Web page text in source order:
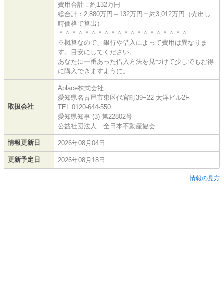
費用合計：約132万円
総合計：2,880万円＋132万円＝約3,012万円（売出し
時価格で算出）
＾＾＾＾＾＾＾＾＾＾＾＾＾＾＾＾＾＾＾＾
※概算なので、銀行や借入によって費用は異なりま
す。目安にしてください。
あなたに一番あった借入方法を見つけて少しでもお得
に購入できますように。
取扱会社
Aplace株式会社
愛知県名古屋市東区代官町39−22 太洋ビル2F
TEL:0120-644-550
愛知県知事 (3) 第22802号
公益社団法人 全日本不動産協会
情報更新日 2026年08月04日
更新予定日 2026年08月18日
情報の見方